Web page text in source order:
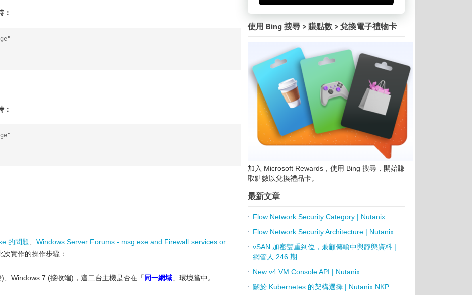
：
：
的問題
Windows Server Forums - msg.exe and Firewall services or
實作的操作步驟：
Windows 7 (接收端)，這二台主機是否在「 同一網域 」環境當中。
使用 Bing 搜尋 > 賺點數 > 兌換電子禮物卡
加入 Microsoft Rewards，使用 Bing 搜尋，開始賺
取點數以兌換禮品卡。
最新文章
Flow Network Security Category | Nutanix
Flow Network Security Architecture | Nutanix
vSAN 加密雙重到位，兼顧傳輸中與靜態資料 |
網管人 246 期
New v4 VM Console API | Nutanix
關於 Kubernetes 的架構選擇 | Nutanix NKP